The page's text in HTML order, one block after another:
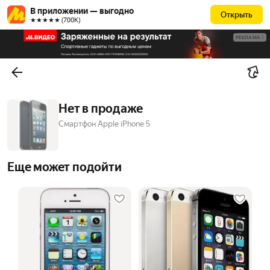
В приложении — выгодно
★★★★★ (700К)
Открыть
РЕКЛАМА
Нет в продаже
Смартфон Apple iPhone 5
Еще может подойти